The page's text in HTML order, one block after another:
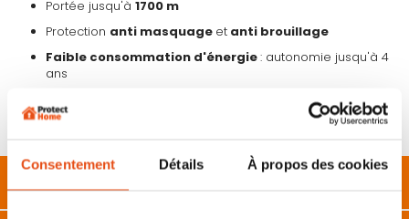
Consentement Détails À propos des cookies
Portée jusqu'à 1700 m
Protection anti masquage et anti brouillage
Faible consommation d'énergie: autonomie jusqu'à 4
ans
Installation simple et rapide via l' application mobile AJAX.